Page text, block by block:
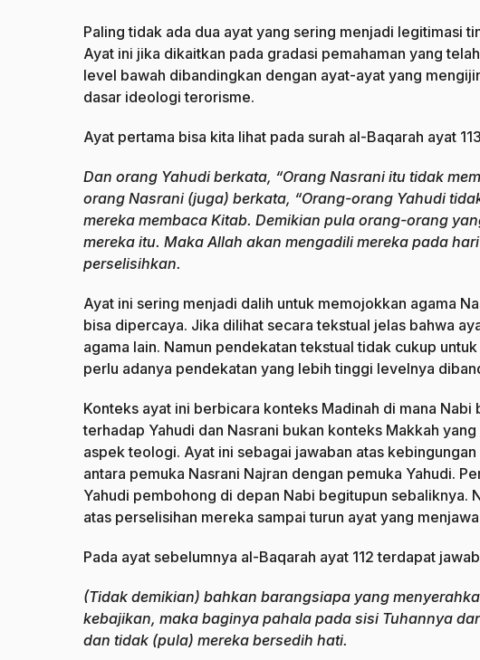
Paling tidak ada dua ayat yang sering menjadi legitimasi
Ayat ini jika dikaitkan pada gradasi pemahaman yang
level bawah dibandingkan dengan ayat-ayat yang
dasar ideologi terorisme.
Ayat pertama bisa kita lihat pada surah al-Baqarah ayat
Dan orang Yahudi berkata, “Orang Nasrani itu tidak
orang Nasrani (juga) berkata, “Orang-orang Yahudi
mereka membaca Kitab. Demikian pula orang-orang
mereka itu. Maka Allah akan mengadili mereka pada
perselisihkan.
Ayat ini sering menjadi dalih untuk memojokkan agama
bisa dipercaya. Jika dilihat secara tekstual jelas bahwa
agama lain. Namun pendekatan tekstual tidak cukup
perlu adanya pendekatan yang lebih tinggi levelnya
Konteks ayat ini berbicara konteks Madinah di mana
terhadap Yahudi dan Nasrani bukan konteks Makkah
aspek teologi. Ayat ini sebagai jawaban atas
antara pemuka Nasrani Najran dengan pemuka Yahudi.
Yahudi pembohong di depan Nabi begitupun
atas perselisihan mereka sampai turun ayat yang
Pada ayat sebelumnya al-Baqarah ayat 112 terdapat
(Tidak demikian) bahkan barangsiapa yang
kebajikan, maka baginya pahala pada sisi Tuhannya
dan tidak (pula) mereka bersedih hati.